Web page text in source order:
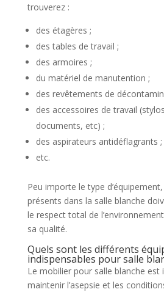
trouverez :
des étagères ;
des tables de travail ;
des armoires ;
du matériel de manutention ;
des revêtements de
des accessoires de travail
documents, etc) ;
des aspirateurs antidéflagrants ;
etc.
Peu importe le type
présents dans la salle blanche
le respect total de
sa qualité.
Quels sont les différents
indispensables pour salle
Le mobilier pour salle blanche est
maintenir l’asepsie et les